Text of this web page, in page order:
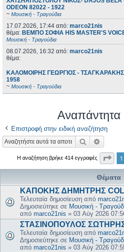
ODEON 82022 - 1922
~ Μουσική - Τραγούδια
17.07.2026, 17:44 από: marco21nis
θέμα: ΒΕΜΠΟ ΣΟΦΙΑ HIS MASTER'S
Μουσική - Τραγούδια
08.07.2026, 16:32 από: marco21nis
θέμα:
ΚΑΛΟΜΟΙΡΗΣ ΓΕΩΡΓΙΟΣ -
1958
~ Μουσική - Τραγούδια
Αναπάντητα
Επιστροφή στην ειδική αναζήτηση
Αναζήτηση
Η αναζήτηση βρήκε 414 εγγραφές 1
Θέματα
ΚΑΠΟΚΗΣ ΔΗΜΗΤΡΗΣ
Τελευταία δημοσίευση από
Δημοσιεύτηκε σε Μουσική -
από marco21nis » 03 Αύγ 2026
ΣΤΑΣΙΝΟΠΟΥΛΟΣ ΣΩΤΗΡΗΣ
Τελευταία δημοσίευση από
Δημοσιεύτηκε σε Μουσική -
από marco21nis » 03 Αύγ 2026